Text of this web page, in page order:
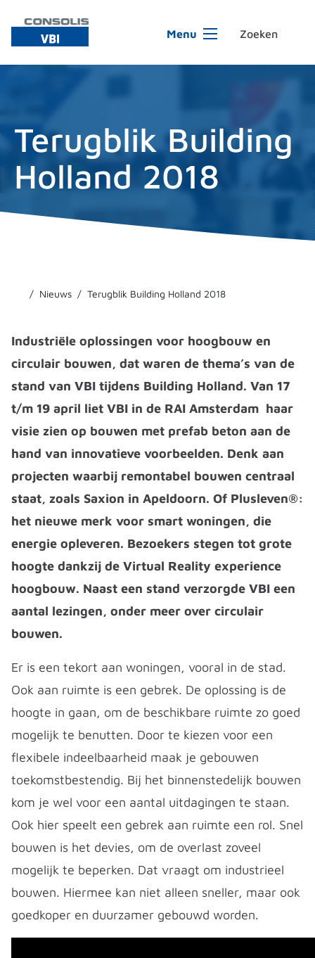
Menu
Terugblik Building
Holland 2018
Nieuws Terugblik Building Holland 2018
Industriële oplossingen voor hoogbouw en
circulair bouwen, dat waren de thema’s van de
stand van VBI tijdens Building Holland. Van 17
t/m 19 april liet VBI in de RAI Amsterdam haar
visie zien op bouwen met prefab beton aan de
hand van innovatieve voorbeelden. Denk aan
projecten waarbij remontabel bouwen centraal
staat, zoals Saxion in Apeldoorn. Of Plusleven®:
het nieuwe merk voor smart woningen, die
energie opleveren. Bezoekers stegen tot grote
hoogte dankzij de Virtual Reality experience
hoogbouw. Naast een stand verzorgde VBI een
aantal lezingen, onder meer over circulair
bouwen.
Er is een tekort aan woningen, vooral in de stad.
Ook aan ruimte is een gebrek. De oplossing is de
hoogte in gaan, om de beschikbare ruimte zo goed
mogelijk te benutten. Door te kiezen voor een
flexibele indeelbaarheid maak je gebouwen
toekomstbestendig. Bij het binnenstedelijk bouwen
kom je wel voor een aantal uitdagingen te staan.
Ook hier speelt een gebrek aan ruimte een rol. Snel
bouwen is het devies, om de overlast zoveel
mogelijk te beperken. Dat vraagt om industrieel
bouwen. Hiermee kan niet alleen sneller, maar ook
goedkoper en duurzamer gebouwd worden.